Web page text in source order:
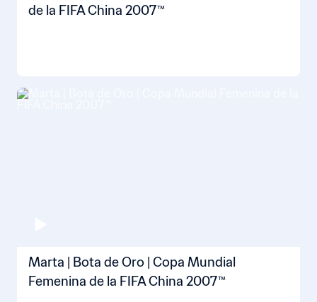
de la FIFA China 2007™
Marta | Bota de Oro | Copa Mundial
Femenina de la FIFA China 2007™